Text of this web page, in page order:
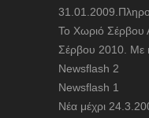
To Χωριό Σέρβου
Σέρβου 2010. Με
Newsflash 2
Newsflash 1
Nέα μέχρι